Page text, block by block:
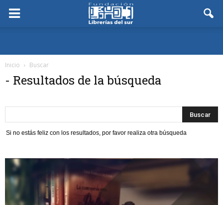
Inicio Buscar
- Resultados de la búsqueda
Si no estás feliz con los resultados, por favor realiza otra búsqueda